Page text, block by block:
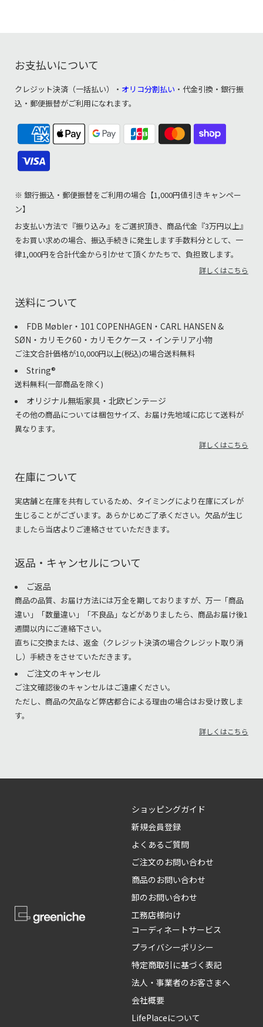
お支払いについて
クレジット決済（一括払い）・ オリコ分割払い ・代金引換・銀行振
込・郵便振替がご利用になれます。
※ 銀行振込・郵便振替をご利用の場合【1,000円値引きキャンペー
ン】
お支払い方法で『振り込み』をご選択頂き、商品代金『3万円以上』
をお買い求めの場合、振込手続きに発生します手数料分として、一
律1,000円を合計代金から引かせて頂くかたちで、負担致します。
詳しくはこちら
送料について
FDB Møbler・101 COPENHAGEN・CARL HANSEN &
SØN・カリモク60・カリモクケース・インテリア小物
ご注文合計価格が10,000円以上(税込)の場合送料無料
String®︎
送料無料(一部商品を除く)
オリジナル無垢家具・北欧ビンテージ
その他の商品については梱包サイズ、お届け先地域に応じて送料が
異なります。
詳しくはこちら
在庫について
実店舗と在庫を共有しているため、タイミングにより在庫にズレが
生じることがございます。あらかじめご了承ください。欠品が生じ
ましたら当店よりご連絡させていただきます。
返品・キャンセルについて
ご返品
商品の品質、お届け方法には万全を期しておりますが、万一「商品
違い」「数量違い」「不良品」などがありましたら、商品お届け後1
週間以内にご連絡下さい。
直ちに交換または、返金（クレジット決済の場合クレジット取り消
し）手続きをさせていただきます。
ご注文のキャンセル
ご注文確認後のキャンセルはご遠慮ください。
ただし、商品の欠品など弊店都合による理由の場合はお受け致しま
す。
詳しくはこちら
ショッピングガイド
新規会員登録
よくあるご質問
ご注文のお問い合わせ
商品のお問い合わせ
卸のお問い合わせ
工務店様向け
コーディネートサービス
プライバシーポリシー
特定商取引に基づく表記
法人・事業者のお客さまへ
会社概要
LifePlaceについて